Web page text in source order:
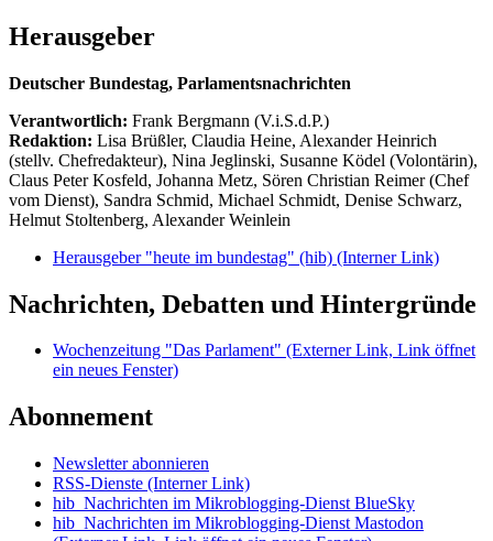
Herausgeber
Deutscher Bundestag, Parlamentsnachrichten
Verantwortlich: Frank Bergmann (V.i.S.d.P.)
Redaktion: Lisa Brüßler, Claudia Heine, Alexander Heinrich
(stellv. Chefredakteur), Nina Jeglinski, Susanne Ködel (Volontärin),
Claus Peter Kosfeld, Johanna Metz, Sören Christian Reimer (Chef
vom Dienst), Sandra Schmid, Michael Schmidt, Denise Schwarz,
Helmut Stoltenberg, Alexander Weinlein
Herausgeber "heute im bundestag" (hib) (Interner Link)
Nachrichten, Debatten und Hintergründe
Wochenzeitung "Das Parlament" (Externer Link, Link öffnet
ein neues Fenster)
Abonnement
Newsletter abonnieren
RSS-Dienste (Interner Link)
hib_Nachrichten im Mikroblogging-Dienst BlueSky
hib_Nachrichten im Mikroblogging-Dienst Mastodon